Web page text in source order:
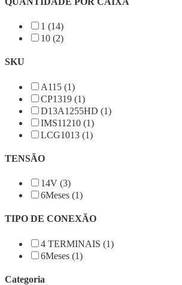
1 (14)
10 (2)
SKU
A115 (1)
CP1319 (1)
D13A1255HD (1)
IMS11210 (1)
LCG1013 (1)
TENSÃO
14V (3)
6Meses (1)
TIPO DE CONEXÃO
4 TERMINAIS (1)
6Meses (1)
Categoria